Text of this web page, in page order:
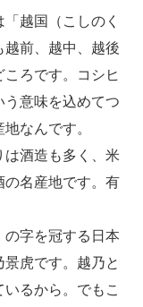
越国（こしのく
越前、越中、越後
ろです。コシヒ
う意味を込めてつ
なんです。
酒造も多く、米
の名産地です。有
の字を冠する日本
虎です。越乃と
るから。でもこ